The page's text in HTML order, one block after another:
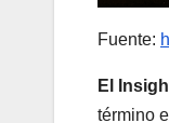
Fuente:
El
término